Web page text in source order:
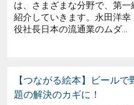
は、さまざまな分野で、第
紹介していきます。永田洋
役社長日本の流通業のムダ...
【つながる絵本】ビール
題の解決のカギに！